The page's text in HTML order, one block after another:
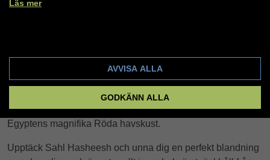
varierande marina livet under det klara turkosa vattnet eller
koppla bara av på sandstränderna. Oavsett om du är en
ivrig dykare, strandentusiast eller soldyrkare, erbjuder Sahl
Hasheesh en oförglömlig upplevelse med utsikt över
Egyptens magnifika Röda havskust.
Upptäck Sahl Hasheesh och unna dig en perfekt blandning
Läs mer
AVVISA ALLA
GODKÄNN ALLA